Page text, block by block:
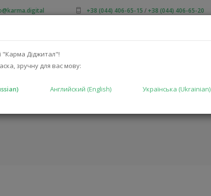
"Карма Діджитал"!
зручну для вас мову:
Английский (English)
Українська (Ukrainian)
+38 (044) 406-65-15 / +38 (044) 406-65-20